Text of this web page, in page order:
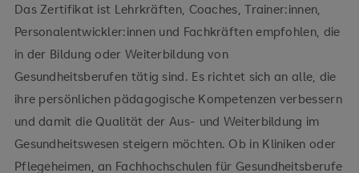
Das Zertifikat ist Lehrkräften, Coaches, Trainer:innen,
Personalentwickler:innen und Fachkräften empfohlen, die
in der Bildung oder Weiterbildung von
Gesundheitsberufen tätig sind. Es richtet sich an alle, die
ihre persönlichen pädagogische Kompetenzen verbessern
und damit die Qualität der Aus- und Weiterbildung im
Gesundheitswesen steigern möchten. Ob in Kliniken oder
Pflegeheimen, an Fachhochschulen für Gesundheitsberufe